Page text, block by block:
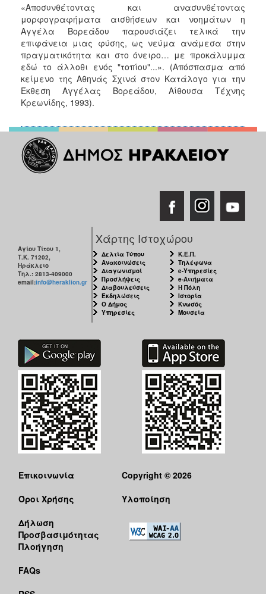
«Αποσυνθέτοντας και ανασυνθέτοντας
μορφογραφήματα αισθήσεων και νοημάτων η
Αγγέλα Βορεάδου παρουσιάζει τελικά την
επιφάνεια μιας φύσης, ως νεύμα ανάμεσα στην
πραγματικότητα και στο όνειρο… με προκάλυμμα
εδώ το άλλοθι ενός "τοπίου"...». (Απόσπασμα από
κείμενο της Αθηνάς Σχινά στον Κατάλογο για την
Έκθεση Αγγέλας Βορεάδου, Αίθουσα Τέχνης
Κρεωνίδης, 1993).
Αγίου Τίτου 1,
Τ.Κ. 71202,
Ηράκλειο
Τηλ.: 2813-409000
email:info@heraklion.gr
Χάρτης Ιστοχώρου
Δελτία Τύπου
Ανακοινώσεις
Διαγωνισμοί
Προσλήψεις
Διαβουλεύσεις
Εκδηλώσεις
Ο Δήμος
Υπηρεσίες
Κ.Ε.Π.
Τηλέφωνα
e-Υπηρεσίες
e-Αιτήματα
Η Πόλη
Ιστορία
Κνωσός
Μουσεία
Επικοινωνία
Όροι Χρήσης
Δήλωση
Προσβασιμότητας
Πλοήγηση
FAQs
Copyright © 2026
Υλοποίηση